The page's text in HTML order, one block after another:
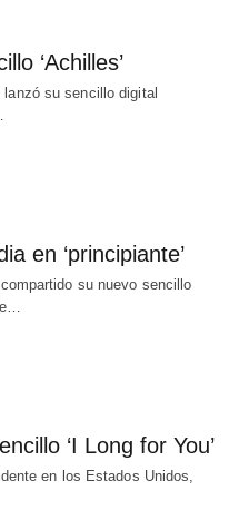
‘Achilles’
lanzó su sencillo digital
en ‘principiante’
su nuevo sencillo
‘I Long for You’
en los Estados Unidos,